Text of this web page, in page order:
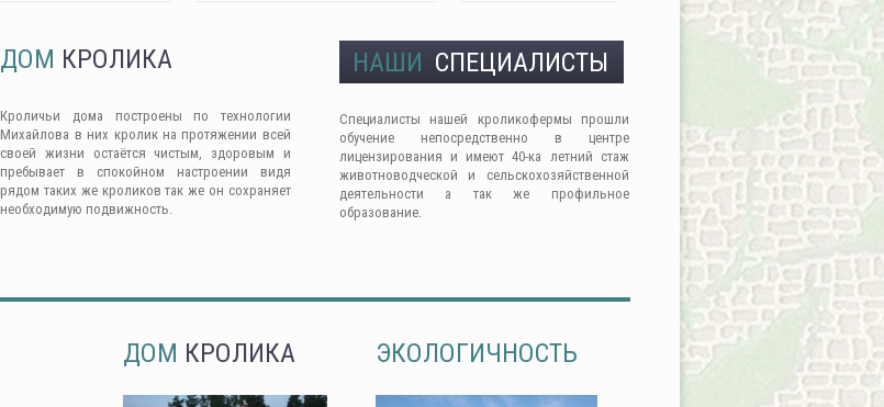
ДОМ КРОЛИКА
Кроличьи дома построены по технологии
Михайлова в них кролик на протяжении всей
своей жизни остаётся чистым, здоровым и
пребывает в спокойном настроении видя
рядом таких же кроликов так же он сохраняет
необходимую подвижность.
НАШИ СПЕЦИАЛИСТЫ
Специалисты нашей кроликофермы прошли
обучение непосредственно в центре
лицензирования и имеют 40-ка летний стаж
животноводческой и сельскохозяйственной
деятельности а так же профильное
образование.
ДОМ КРОЛИКА ЭКОЛОГИЧНОСТЬ